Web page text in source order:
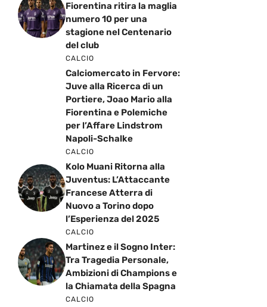
Fiorentina ritira la maglia
numero 10 per una
stagione nel Centenario
del club
CALCIO
Calciomercato in Fervore:
Juve alla Ricerca di un
Portiere, Joao Mario alla
Fiorentina e Polemiche
per l’Affare Lindstrom
Napoli-Schalke
CALCIO
Kolo Muani Ritorna alla
Juventus: L’Attaccante
Francese Atterra di
Nuovo a Torino dopo
l’Esperienza del 2025
CALCIO
Martinez e il Sogno Inter:
Tra Tragedia Personale,
Ambizioni di Champions e
la Chiamata della Spagna
CALCIO